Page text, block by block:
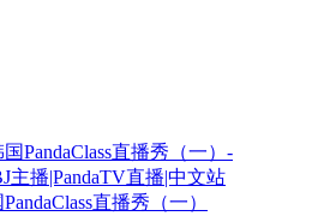
直播秀（一）